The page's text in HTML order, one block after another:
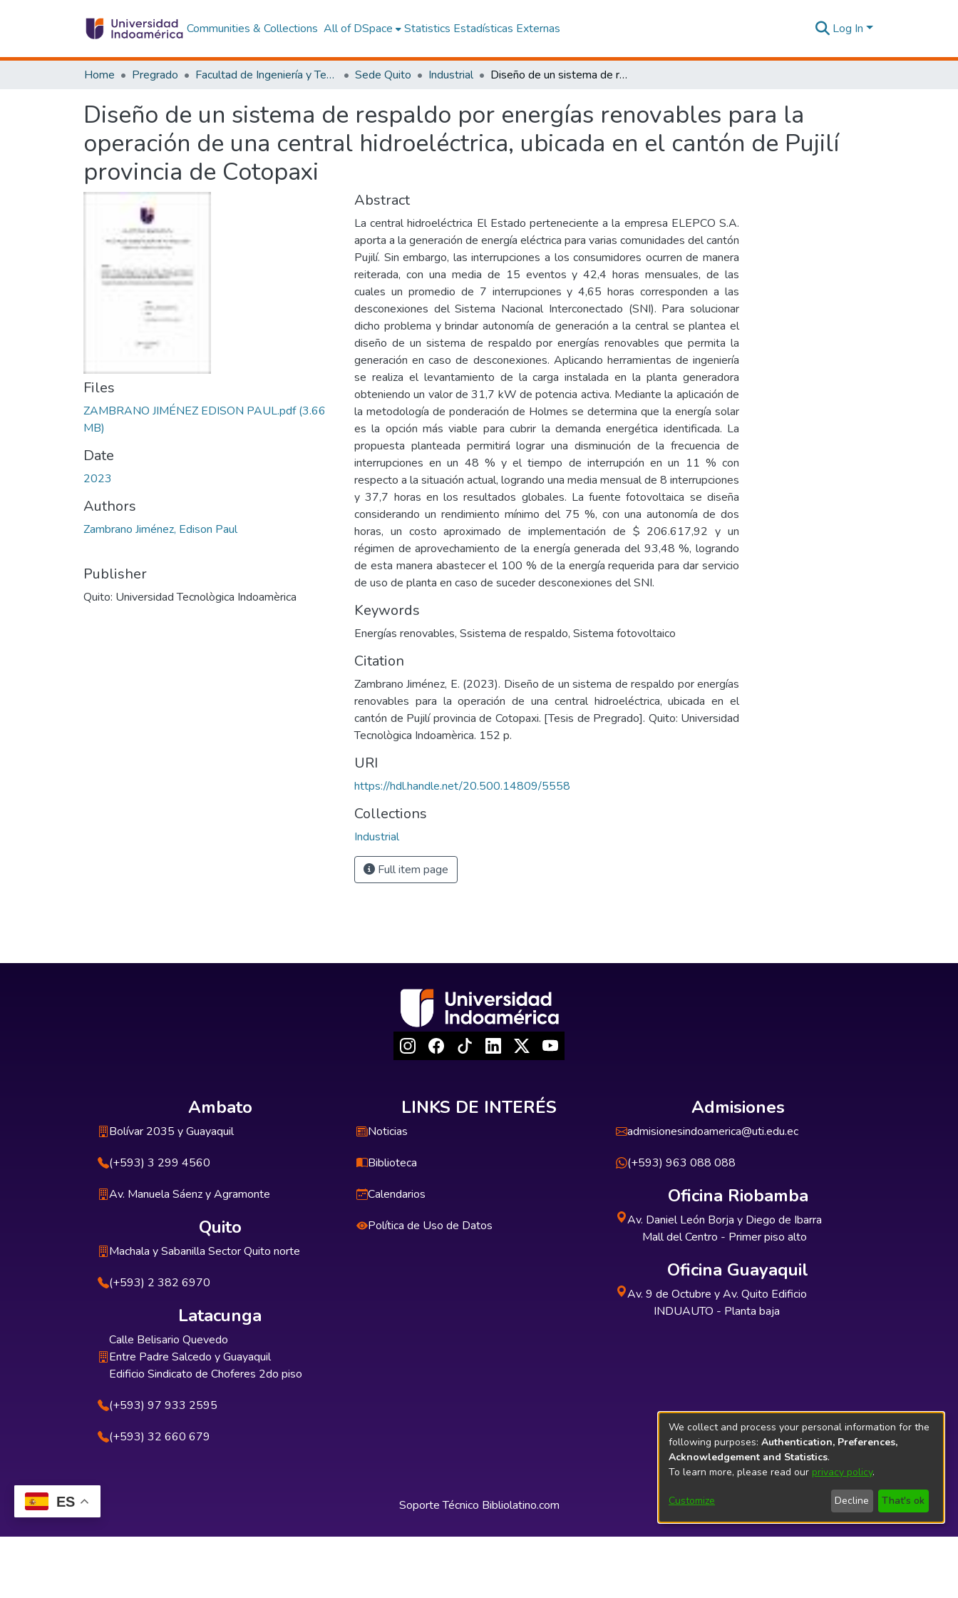
ES
Communities & Collections All of DSpace Statistics Estadísticas Externas Log In
Home Pregrado Facultad de Ingeniería y Tecnologías de la Información y la Comunicación Sede Quito Industrial Diseño de un sistema de respaldo por energías renovables para la operación de una central hidroeléctrica, ubicada en el cantón de Pujilí provincia de Cotopaxi
Diseño de un sistema de respaldo por energías renovables para la
operación de una central hidroeléctrica, ubicada en el cantón de Pujilí
provincia de Cotopaxi
Files
ZAMBRANO JIMÉNEZ EDISON PAUL.pdf(3.66
MB)
Date
2023
Authors
Zambrano Jiménez, Edison Paul
Publisher
Quito: Universidad Tecnològica Indoamèrica
Abstract
La central hidroeléctrica El Estado perteneciente a la empresa ELEPCO S.A.
aporta a la generación de energía eléctrica para varias comunidades del cantón
Pujilí. Sin embargo, las interrupciones a los consumidores ocurren de manera
reiterada, con una media de 15 eventos y 42,4 horas mensuales, de las
cuales un promedio de 7 interrupciones y 4,65 horas corresponden a las
desconexiones del Sistema Nacional Interconectado (SNI). Para solucionar
dicho problema y brindar autonomía de generación a la central se plantea el
diseño de un sistema de respaldo por energías renovables que permita la
generación en caso de desconexiones. Aplicando herramientas de ingeniería
se realiza el levantamiento de la carga instalada en la planta generadora
obteniendo un valor de 31,7 kW de potencia activa. Mediante la aplicación de
la metodología de ponderación de Holmes se determina que la energía solar
es la opción más viable para cubrir la demanda energética identificada. La
propuesta planteada permitirá lograr una disminución de la frecuencia de
interrupciones en un 48 % y el tiempo de interrupción en un 11 % con
respecto a la situación actual, logrando una media mensual de 8 interrupciones
y 37,7 horas en los resultados globales. La fuente fotovoltaica se diseña
considerando un rendimiento mínimo del 75 %, con una autonomía de dos
horas, un costo aproximado de implementación de $ 206.617,92 y un
régimen de aprovechamiento de la energía generada del 93,48 %, logrando
de esta manera abastecer el 100 % de la energía requerida para dar servicio
de uso de planta en caso de suceder desconexiones del SNI.
Keywords
Energías renovables, Ssistema de respaldo, Sistema fotovoltaico
Citation
Zambrano Jiménez, E. (2023). Diseño de un sistema de respaldo por energías
renovables para la operación de una central hidroeléctrica, ubicada en el
cantón de Pujilí provincia de Cotopaxi. [Tesis de Pregrado]. Quito: Universidad
Tecnològica Indoamèrica. 152 p.
URI
https://hdl.handle.net/20.500.14809/5558
Collections
Industrial
Full item page
Ambato
Bolívar 2035 y Guayaquil
(+593) 3 299 4560
Av. Manuela Sáenz y Agramonte
Quito
Machala y Sabanilla Sector Quito norte
(+593) 2 382 6970
Latacunga
Calle Belisario Quevedo
Entre Padre Salcedo y Guayaquil
Edificio Sindicato de Choferes 2do piso
(+593) 97 933 2595
(+593) 32 660 679
LINKS DE INTERÉS
Noticias
Biblioteca
Calendarios
Política de Uso de Datos
Admisiones
admisionesindoamerica@uti.edu.ec
(+593) 963 088 088
Oficina Riobamba
Av. Daniel León Borja y Diego de Ibarra
Mall del Centro - Primer piso alto
Oficina Guayaquil
Av. 9 de Octubre y Av. Quito Edificio
INDUAUTO - Planta baja
Soporte Técnico Bibliolatino.com
We collect and process your personal information for the
following purposes: Authentication, Preferences,
Acknowledgement and Statistics.
To learn more, please read our privacy policy.
Customize Decline That's ok